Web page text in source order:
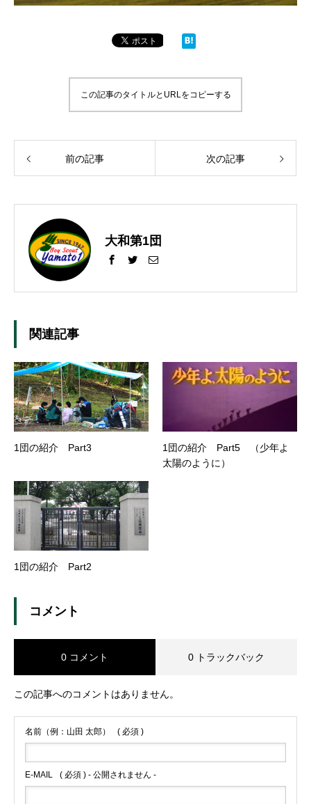
この記事のタイトルとURLをコピーする
前の記事 次の記事
大和第1団
関連記事
1団の紹介 Part3
1団の紹介 Part5 （少年よ
太陽のように）
1団の紹介 Part2
コメント
0 コメント 0 トラックバック
この記事へのコメントはありません。
名前（例：山田 太郎） ( 必須 )
E-MAIL ( 必須 ) - 公開されません -